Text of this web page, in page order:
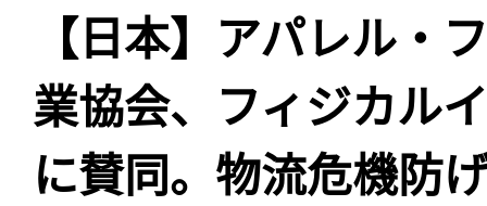
【日本】アパレル・
業協会、フィジカル
に賛同。物流危機防